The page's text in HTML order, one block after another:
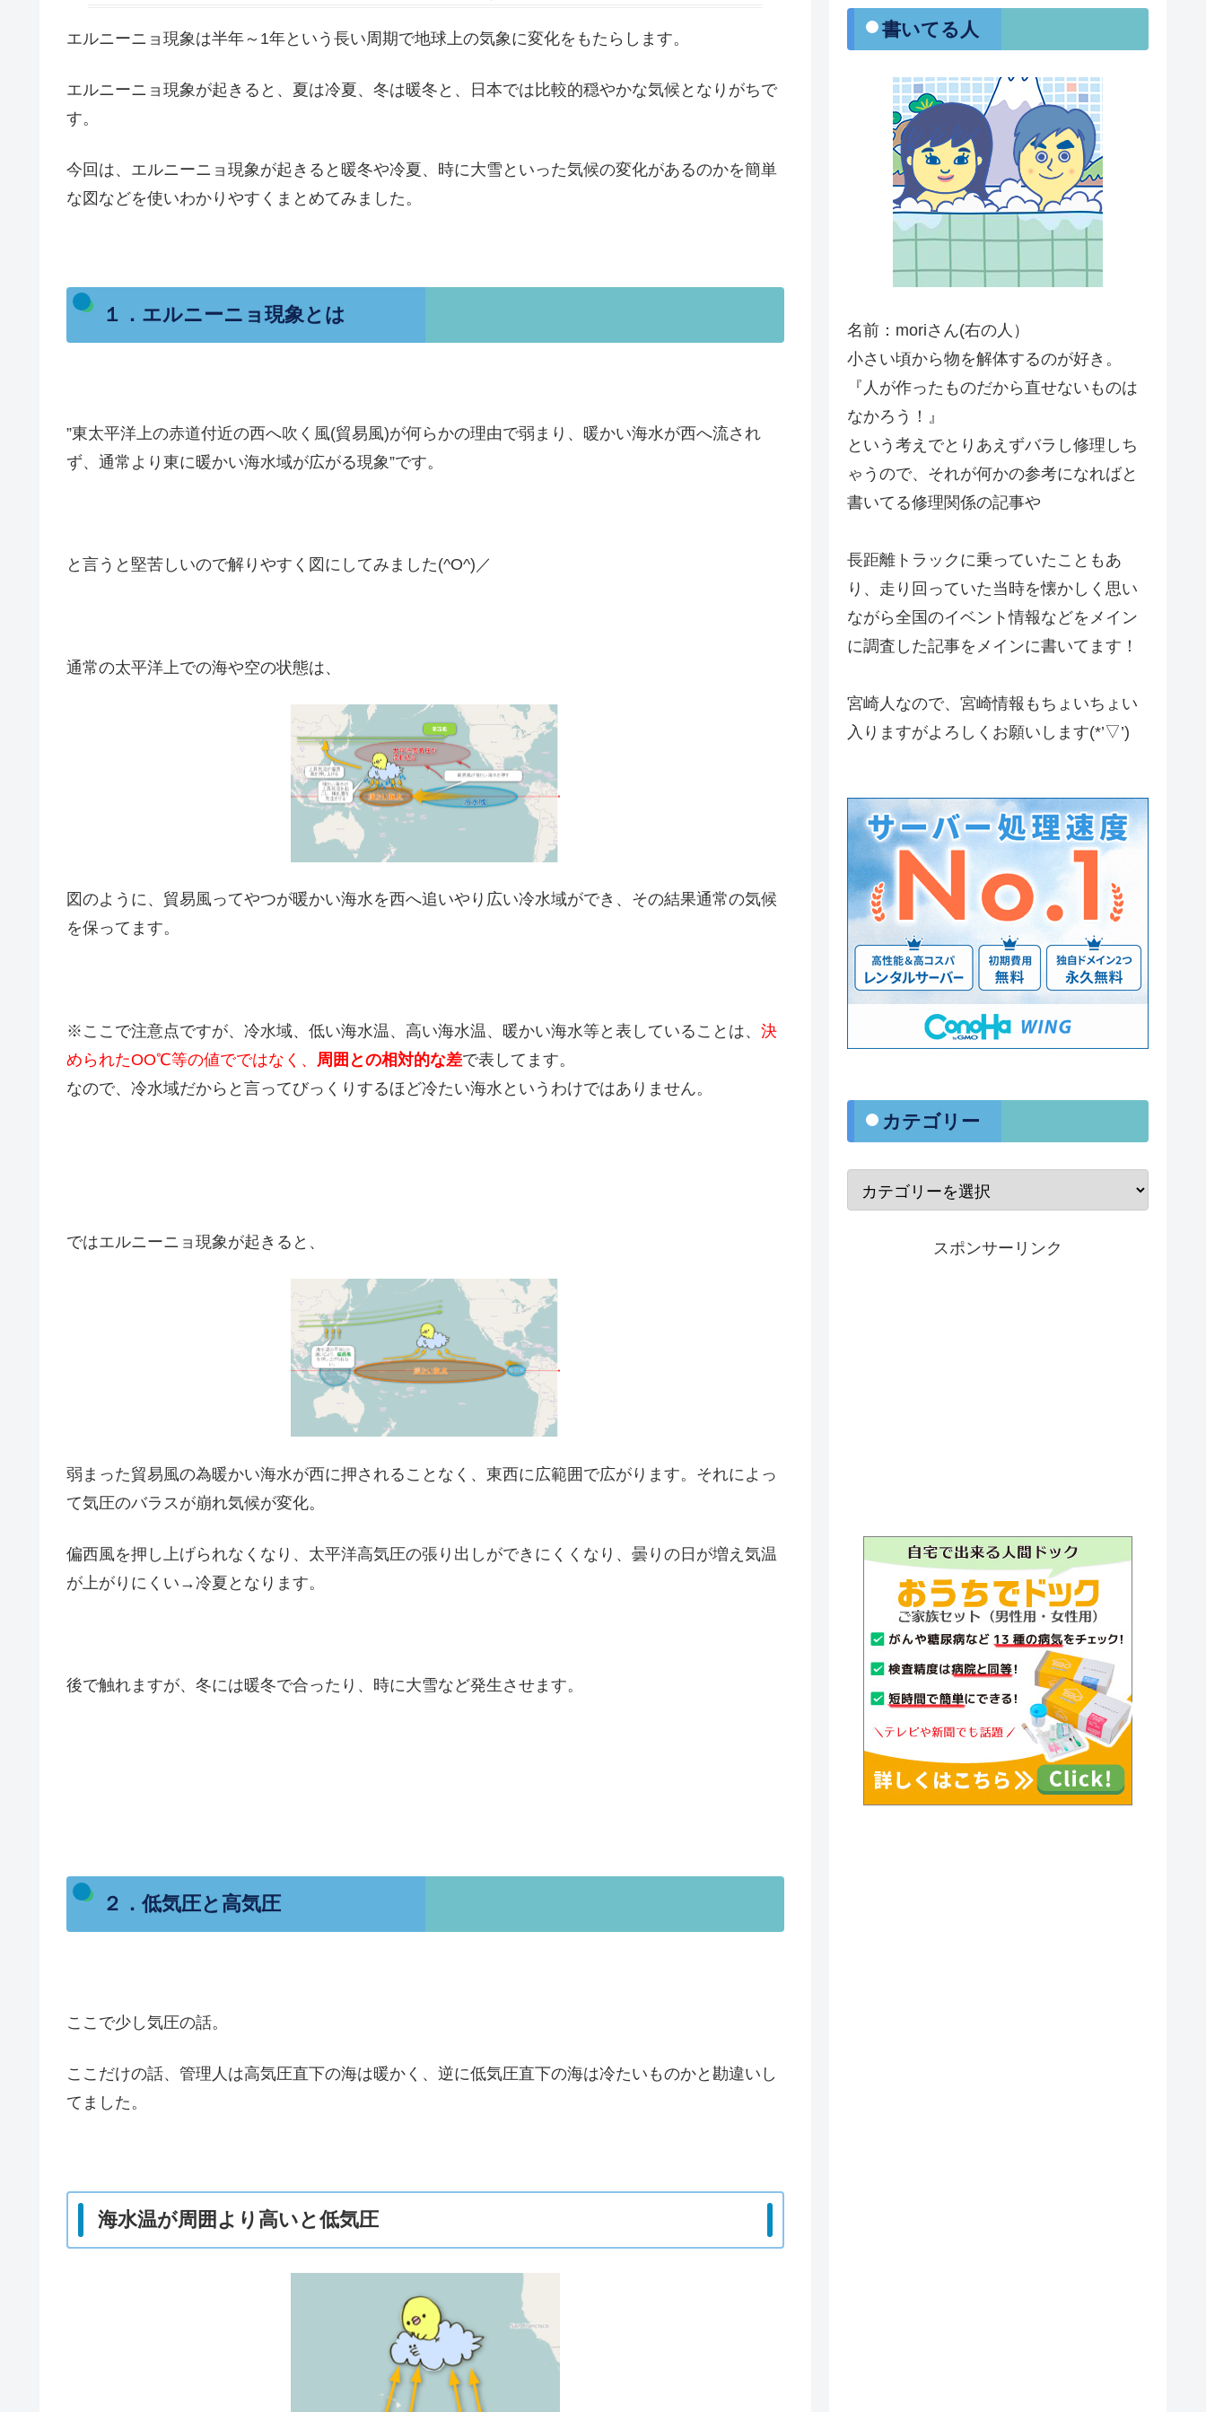
エルニーニョ現象は半年～1年という長い周期で地球上の気象に変化をもたらします。
エルニーニョ現象が起きると、夏は冷夏、冬は暖冬と、日本では比較的穏やかな気候となりがちで
す。
今回は、エルニーニョ現象が起きると暖冬や冷夏、時に大雪といった気候の変化があるのかを簡単
な図などを使いわかりやすくまとめてみました。
１．エルニーニョ現象とは
”東太平洋上の赤道付近の西へ吹く風(貿易風)が何らかの理由で弱まり、暖かい海水が西へ流され
ず、通常より東に暖かい海水域が広がる現象”です。
と言うと堅苦しいので解りやすく図にしてみました(^O^)／
通常の太平洋上での海や空の状態は、
図のように、貿易風ってやつが暖かい海水を西へ追いやり広い冷水域ができ、その結果通常の気候
を保ってます。
※ここで注意点ですが、冷水域、低い海水温、高い海水温、暖かい海水等と表していることは、 決
められたOO℃等の値でではなく、 周囲との相対的な差で表してます。
なので、冷水域だからと言ってびっくりするほど冷たい海水というわけではありません。
ではエルニーニョ現象が起きると、
弱まった貿易風の為暖かい海水が西に押されることなく、東西に広範囲で広がります。それによっ
て気圧のバラスが崩れ気候が変化。
偏西風を押し上げられなくなり、太平洋高気圧の張り出しができにくくなり、曇りの日が増え気温
が上がりにくい→冷夏となります。
後で触れますが、冬には暖冬で合ったり、時に大雪など発生させます。
２．低気圧と高気圧
ここで少し気圧の話。
ここだけの話、管理人は高気圧直下の海は暖かく、逆に低気圧直下の海は冷たいものかと勘違いし
てました。
海水温が周囲より高いと低気圧
・書いてる人
名前：moriさん(右の人）
小さい頃から物を解体するのが好き。
『人が作ったものだから直せないものは
なかろう！』
という考えでとりあえずバラし修理しち
ゃうので、それが何かの参考になればと
書いてる修理関係の記事や
長距離トラックに乗っていたこともあ
り、走り回っていた当時を懐かしく思い
ながら全国のイベント情報などをメイン
に調査した記事をメインに書いてます！
宮崎人なので、宮崎情報もちょいちょい
入りますがよろしくお願いします(*’▽’)
・カテゴリー
スポンサーリンク